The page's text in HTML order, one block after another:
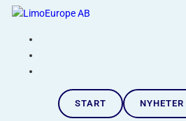
Hoppa
innehåll
Skandinaviens största limousineimportör
START NYHETER